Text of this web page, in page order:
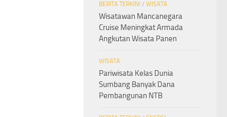
BERITA TERKINI / WISATA
Wisatawan Mancanegara
Cruise Meningkat Armada
Angkutan Wisata Panen
WISATA
Pariwisata Kelas Dunia
Sumbang Banyak Dana
Pembangunan NTB